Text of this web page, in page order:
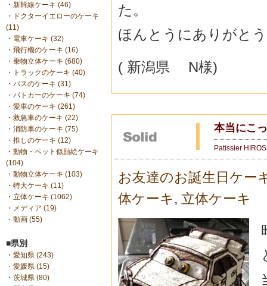
・ 新幹線ケーキ (46)
・
ドクターイエローのケーキ
(11)
・ 電車ケーキ (32)
・ 飛行機のケーキ (16)
・ 乗物立体ケーキ (680)
・
トラックのケーキ (40)
・ バスのケーキ (31)
・ パトカーのケーキ (74)
・ 愛車のケーキ (261)
・ 救急車のケーキ (22)
・ 消防車のケーキ (75)
・ 推しのケーキ (12)
・ 動物・ペット似顔絵ケーキ
(104)
・ 動物立体ケーキ (103)
・ 特大ケーキ (11)
・ 立体ケーキ (1062)
・ メディア (19)
・ 動画 (55)
■県別
・ 愛知県 (243)
・ 愛媛県 (15)
・ 茨城県 (80)
た。
ほんとうにありがと
( 新潟県 N様)
本当にこ
Patissier
お友達のお誕生日ケー
体ケーキ , 立体ケーキ